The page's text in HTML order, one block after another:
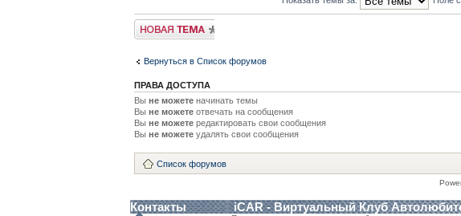
Новая тема
Вернуться в Список форумов
ПРАВА ДОСТУПА
Вы не можете начинать темы
Вы не можете отвечать на сообщения
Вы не можете редактировать свои сообщения
Вы не можете удалять свои сообщения
Список форумов
Контакты iCAR - Виртуальный Клуб